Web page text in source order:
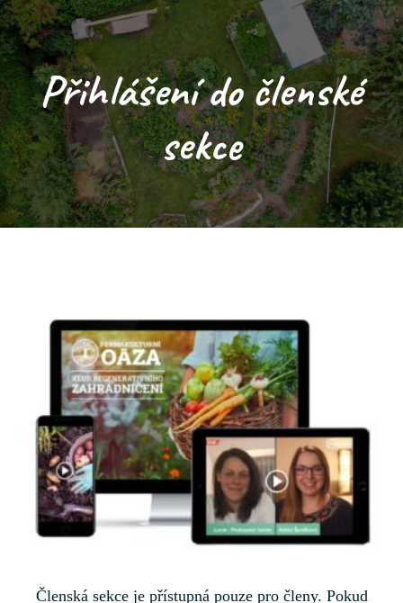
Přihlášení do členské
sekce
Členská sekce je přístupná pouze pro členy. Pokud